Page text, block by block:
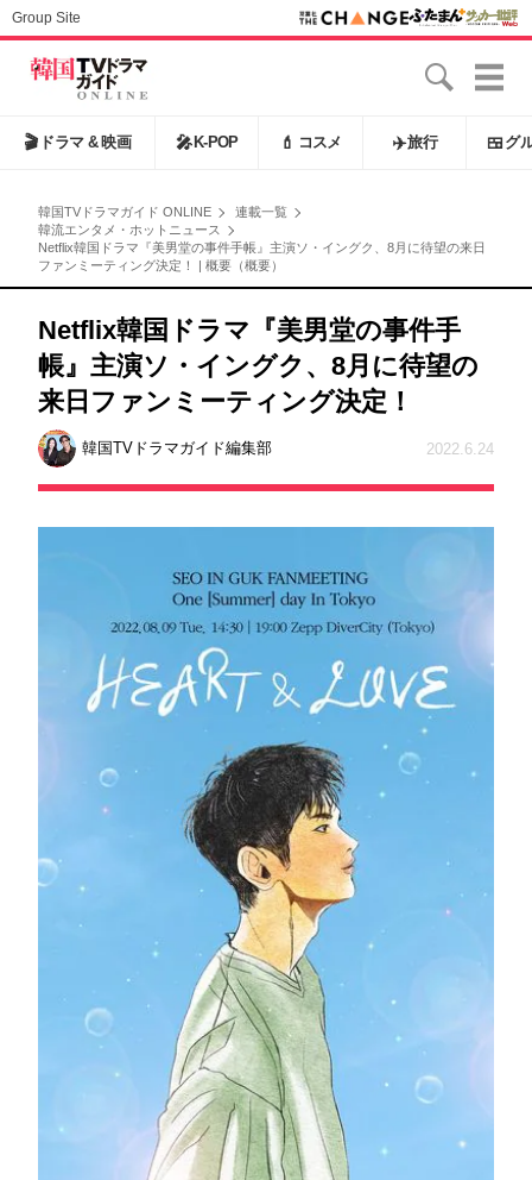
Group Site
🎬 ドラマ & 映画 🎤 K-POP 💄 コスメ ✈️旅行 🍱 グ
韓国TVドラマガイド ONLINE
連載一覧
韓流エンタメ・ホットニュース
Netflix韓国ドラマ『美男堂の事件手帳』主演ソ・イングク、8月に待望の来日
ファンミーティング決定！ | 概要（概要）
Netflix韓国ドラマ『美男堂の事件手
帳』主演ソ・イングク、8月に待望の
来日ファンミーティング決定！
韓国TVドラマガイド編集部 2022.6.24